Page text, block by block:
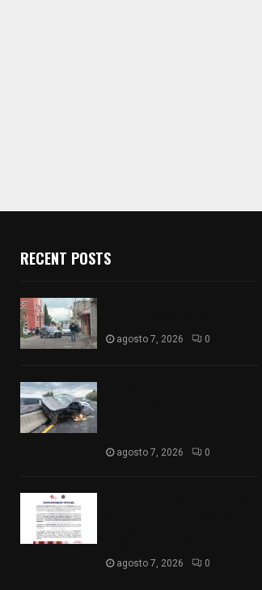
RECENT POSTS
agosto 7, 2026 0
agosto 7, 2026 0
agosto 7, 2026 0